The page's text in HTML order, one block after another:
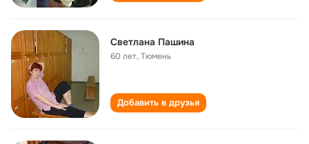
Светлана Пашина
60 лет,Тюмень
Добавить в друзья